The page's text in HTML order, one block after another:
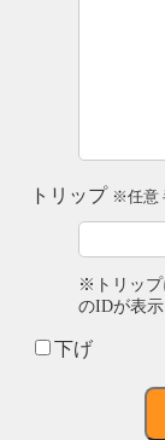
トリップ ※任意
※トリップ
のIDが表
下げ